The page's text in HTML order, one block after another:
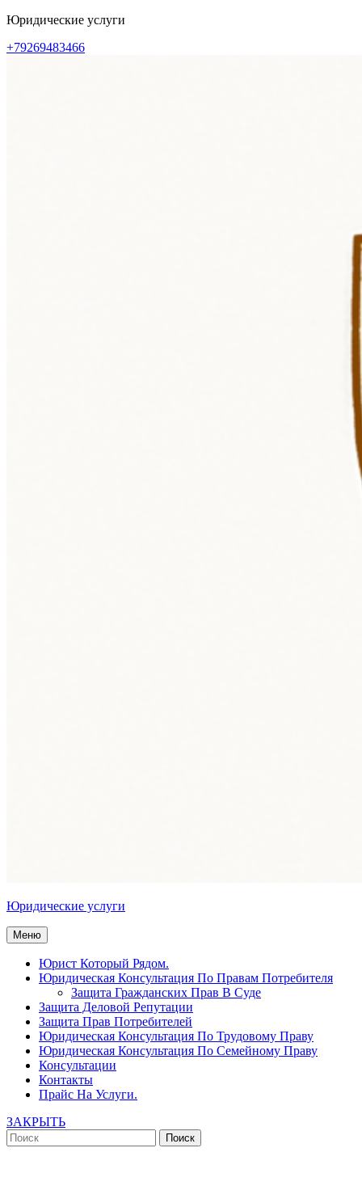
Перейти
содержимому
Юридические услуги
+79269483466
Юридические услуги
Меню
Юрист Который Рядом.
Юридическая Консультация По Правам Потребителя
Защита Гражданских Прав В Суде
Защита Деловой Репутации
Защита Прав Потребителей
Юридическая Консультация По Трудовому Праву
Юридическая Консультация По Семейному Праву
Консультации
Контакты
Прайс На Услуги.
ЗАКРЫТЬ